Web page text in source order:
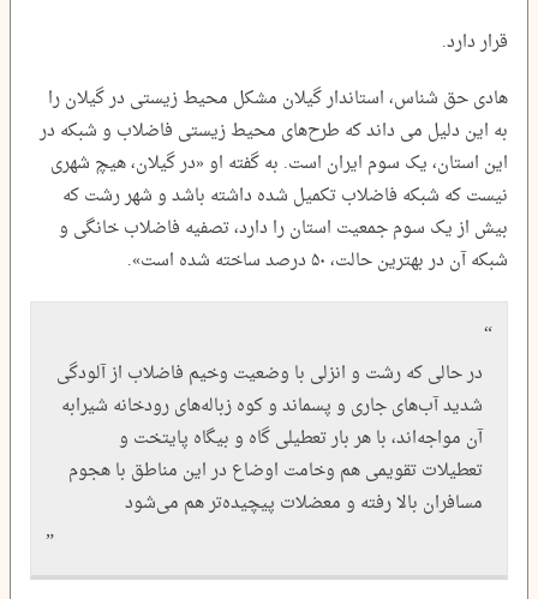
قرار دارد.
هادی حق شناس، استاندار گیلان مشکل محیط زیستی در گیلان را
به این دلیل می داند که طرح‌های محیط زیستی فاضلاب و شبکه در
این استان، یک سوم ایران است. به گفته او «در گیلان، هیچ شهری
نیست که شبکه‌ فاضلاب تکمیل شده داشته باشد و شهر رشت که
بیش از یک سوم جمعیت استان را دارد، تصفیه فاضلاب خانگی و
شبکه آن در بهترین حالت، ۵۰ درصد ساخته شده است».
در حالی که رشت و انزلی با وضعیت وخیم فاضلاب‌ از آلودگی
شدید آب‌های جاری و پسماند و کوه زباله‌های رودخانه شیرابه‌
آن مواجه‌اند، با هر بار تعطیلی‌ گاه و بیگاه پایتخت و
تعطیلات تقویمی هم وخامت اوضاع در این مناطق با هجوم
مسافران بالا رفته و معضلات پیچیده‌تر هم می‌شود